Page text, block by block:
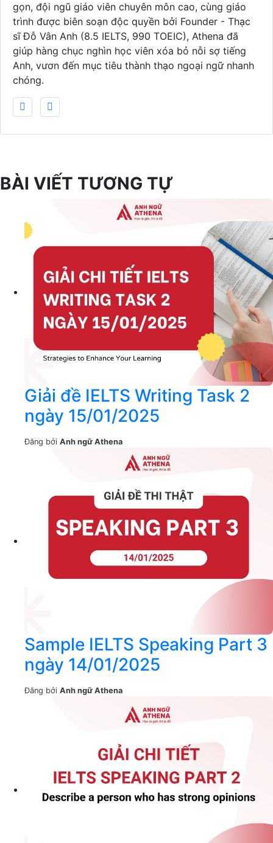
gọn, đội ngũ giáo viên chuyên môn cao, cùng giáo
trình được biên soạn độc quyền bởi Founder - Thạc
sĩ Đỗ Vân Anh (8.5 IELTS, 990 TOEIC), Athena đã
giúp hàng chục nghìn học viên xóa bỏ nỗi sợ tiếng
Anh, vươn đến mục tiêu thành thạo ngoại ngữ nhanh
chóng.
BÀI VIẾT TƯƠNG TỰ
Giải đề IELTS Writing Task 2
ngày 15/01/2025
Đăng bởi Anh ngữ Athena
Sample IELTS Speaking Part 3
ngày 14/01/2025
Đăng bởi Anh ngữ Athena